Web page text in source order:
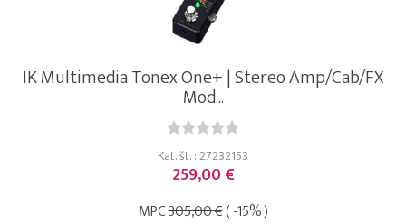
IK Multimedia Tonex One+ | Stereo Amp/Cab/FX
Mod...
Kat. št. : 27232153
259,00 €
MPC305,00 €( -15% )